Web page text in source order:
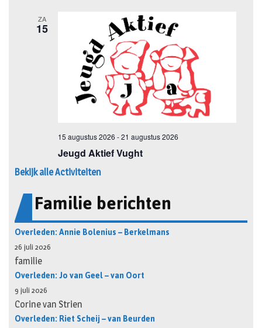
Bekijk alle Activiteiten
Familie berichten
Overleden: Annie Bolenius – Berkelmans
26 juli 2026
familie
Overleden: Jo van Geel – van Oort
9 juli 2026
Corine van Strien
Overleden: Riet Scheij – van Beurden